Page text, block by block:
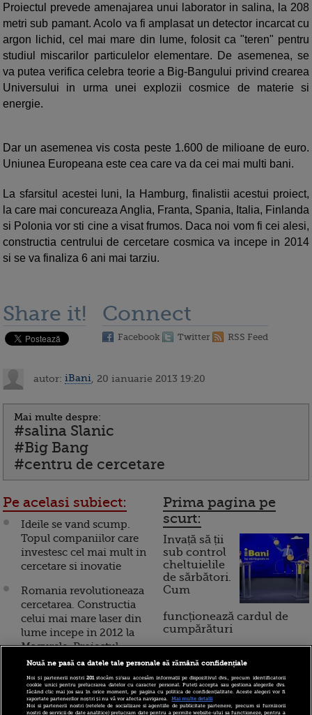
Proiectul prevede amenajarea unui laborator in salina, la 208
metri sub pamant. Acolo va fi amplasat un detector incarcat cu
argon lichid, cel mai mare din lume, folosit ca "teren" pentru
studiul miscarilor particulelor elementare. De asemenea, se
va putea verifica celebra teorie a Big-Bangului privind crearea
Universului in urma unei explozii cosmice de materie si
energie.
Dar un asemenea vis costa peste 1.600 de milioane de euro.
Uniunea Europeana este cea care va da cei mai multi bani.
La sfarsitul acestei luni, la Hamburg, finalistii acestui proiect,
la care mai concureaza Anglia, Franta, Spania, Italia, Finlanda
si Polonia vor sti cine a visat frumos. Daca noi vom fi cei alesi,
constructia centrului de cercetare cosmica va incepe in 2014
si se va finaliza 6 ani mai tarziu.
Share it! Connect
Facebook Twitter RSS Feed
autor: iBani , 20 ianuarie 2013 19:20
Mai multe despre:
#salina Slanic
#Big Bang
#centru de cercetare
Pe acelasi subiect:
Ideile se vand scump.
Topul companiilor care
investesc cel mai mult in
cercetare si inovatie
Romania revolutioneaza
cercetarea. Constructia
celui mai mare laser din
lume incepe in 2012 la
Magurele. Proiectul
genereaza sute de locuri
de munca
Cercetare prin unde
Prima pagina pe
scurt:
Invață să ții
sub control
cheltuielile
de sărbători.
Cum
funcționează cardul de
cumpărături
Incont , site-ul Știrile Pro
TV de informații
economice și educație
financiară, a devenit iBani
Nouă ne pasă ca datele tale personale să rămână confidențiale
Noi și partenerii noștri201stocăm și/sau accesăm informații pe dispozitivul dvs., precum identificatorii
cookie unici pentru prelucrarea datelor cu caracter personal. Puteți accepta sau gestiona alegerile dvs.
făcând clic mai jos sau în orice moment, pe pagina cu politica de confidențialitate. Aceste alegeri vor fi
raportate partenerilor noștri și nu vă vor afecta navigarea.
Mai multe detalii
Noi si partenerii nostri (retelele de socializare si agentiile de publicitate partenere, precum si furnizorii
nostri de servicii de date analitice) prelucram date pentru a permite website-ului sa functioneze, pentru a